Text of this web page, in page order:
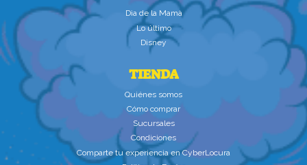
Dìa de la Mamà
Lo último
Disney
TIENDA
Quiénes somos
Cómo comprar
Sucursales
Condiciones
Comparte tu experiencia en CyberLocura